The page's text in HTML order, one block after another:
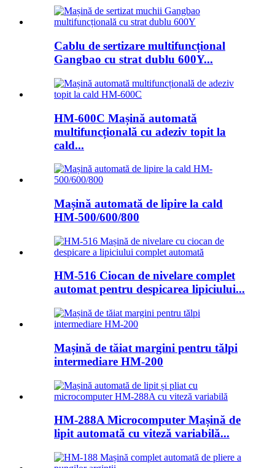
Cablu de sertizare multifuncțional
Gangbao cu strat dublu 600Y...
HM-600C Mașină automată
multifuncțională cu adeziv topit la
cald...
Mașină automată de lipire la cald
HM-500/600/800
HM-516 Ciocan de nivelare complet
automat pentru despicarea lipiciului...
Mașină de tăiat margini pentru tălpi
intermediare HM-200
HM-288A Microcomputer Mașină de
lipit automată cu viteză variabilă...